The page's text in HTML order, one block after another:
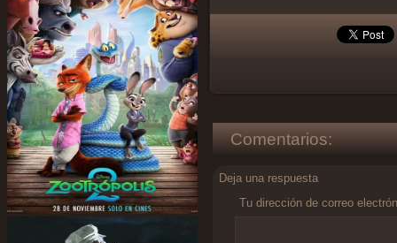
Comentarios:
Deja una respuesta
Tu dirección de correo